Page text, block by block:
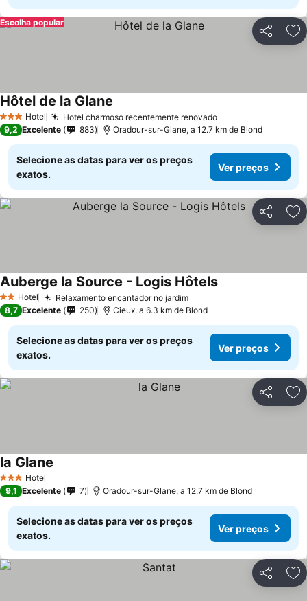
Partilhar
Escolha popular
3 EstrelasHotel Hotel charmoso recentemente renovado
Hôtel de la Glane
9,2 Excelente 883 Oradour-sur-Glane, a 12.7 km de Blond
Selecione as datas para ver os preços
exatos.
Ver preços
Partilhar
2 Estrelas
Hotel Relaxamento encantador no jardim
Auberge la Source - Logis Hôtels
8,7 Excelente 250 Cieux, a 6.3 km de Blond
Selecione as datas para ver os preços
exatos.
Ver preços
Partilhar
3 EstrelasHotel
la Glane
9,1 Excelente 7 Oradour-sur-Glane, a 12.7 km de Blond
Selecione as datas para ver os preços
exatos.
Ver preços
Partilhar